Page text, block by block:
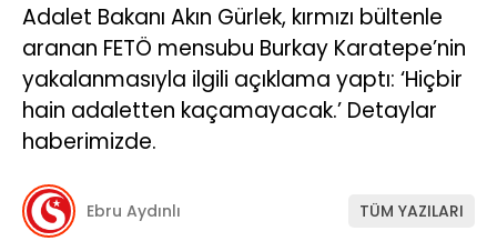
Adalet Bakanı Akın Gürlek, kırmızı bültenle
aranan FETÖ mensubu Burkay Karatepe’nin
yakalanmasıyla ilgili açıklama yaptı: ‘Hiçbir
hain adaletten kaçamayacak.’ Detaylar
haberimizde.
Ebru Aydınlı TÜM YAZILARI